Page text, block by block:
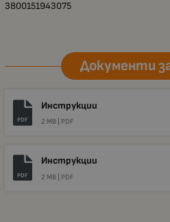
3800151943075
Документи
PDF
Инструкции
2 MB | PDF
PDF
Инструкции
2 MB | PDF